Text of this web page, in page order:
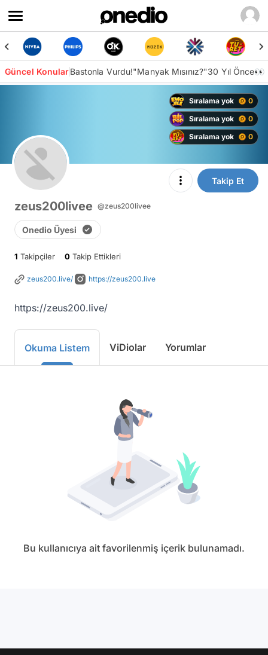
Güncel KonularBastonla Vurdu!"Manyak Mısınız?"30 Yıl Önce👀
Sıralama yok
0
Sıralama yok
0
Sıralama yok
0
Takip Et
zeus200livee @zeus200livee
Onedio Üyesi
1 Takipçiler 0 Takip Ettikleri
zeus200.live/ https://zeus200.live
https://zeus200.live/
Okuma Listem ViDiolar Yorumlar
Bu kullanıcıya ait favorilenmiş içerik bulunamadı.